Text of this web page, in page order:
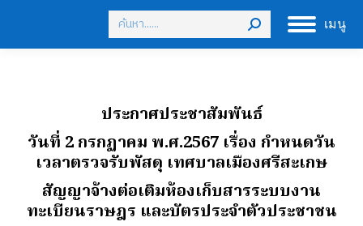
เมนู
Search:
ประกาศประชาสัมพันธ์
วันที่ 2 กรกฏาคม พ.ศ.2567 เรื่อง กําหนดวัน
เวลาตรวจรับพัสดุ เทศบาลเมืองศรีสะเกษ
สัญญาจ้างต่อเติมห้องเก็บสารระบบงาน
ทะเบียนราษฎร และบัตรประจําตัวประชาชน